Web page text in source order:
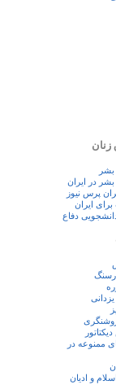
در ایران
پرس نيوز
ایران
دفاع
ممنوعه در
و ادیان